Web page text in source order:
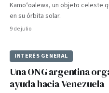
Kamoʻoalewa, un objeto celeste
en su órbita solar.
9 de julio
INTERÉS GENERAL
Una ONG argentina
ayuda hacia Venezuela